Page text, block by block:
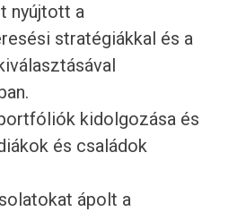
nyújtott a
stratégiákkal és a
kidolgozása és
és családok
ápolt a